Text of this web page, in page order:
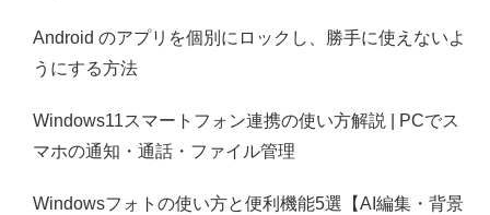
Android のアプリを個別にロックし、勝手に使えないよ
うにする方法
Windows11スマートフォン連携の使い方解説 | PCでス
マホの通知・通話・ファイル管理
Windowsフォトの使い方と便利機能5選【AI編集・背景